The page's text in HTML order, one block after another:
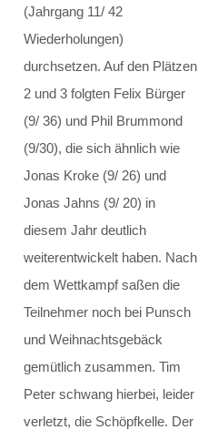
Chemie
Darstellendes Spiel
Deutsch als Zweitsprache
Englisch
Geografische Exkursionen
Exkursion zum Brocken
Exkursion zur Salzgitter AG
(Jahrgang 11/ 42
Wiederholungen)
durchsetzen. Auf den Plätzen
2 und 3 folgten Felix Bürger
(9/ 36) und Phil Brummond
(9/30), die sich ähnlich wie
Jonas Kroke (9/ 26) und
Jonas Jahns (9/ 20) in
diesem Jahr deutlich
weiterentwickelt haben. Nach
dem Wettkampf saßen die
Teilnehmer noch bei Punsch
und Weihnachtsgebäck
gemütlich zusammen. Tim
Peter schwang hierbei, leider
verletzt, die Schöpfkelle. Der